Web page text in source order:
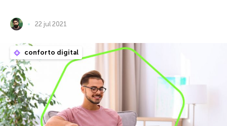
22 jul 2021
conforto digital